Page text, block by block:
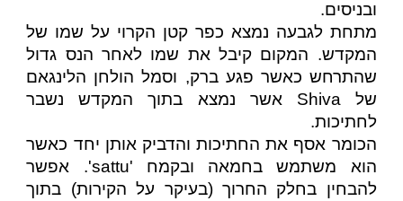
ובניסים.
מתחת לגבעה נמצא כפר קטן הקרוי על שמו של
המקדש. המקום קיבל את שמו לאחר הנס גדול
שהתרחש כאשר פגע ברק, וסמל הולחן הלינגאם
של Shiva אשר נמצא בתוך המקדש נשבר
לחתיכות.
הכומר אסף את החתיכות והדביק אותן יחד כאשר
הוא משתמש בחמאה ובקמח 'sattu'. אפשר
להבחין בחלק החרוך (בעיקר על הקירות) בתוך